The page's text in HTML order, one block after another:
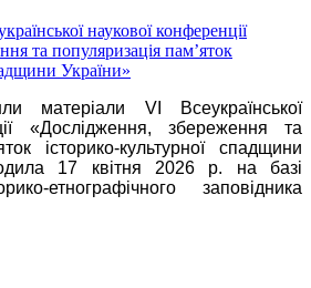
наукової конференції
та популяризація пам’яток
України»
матеріали VI Всеукраїнської
«Дослідження, збереження та
історико-культурної спадщини
17 квітня 2026 р. на базі
етнографічного заповідника